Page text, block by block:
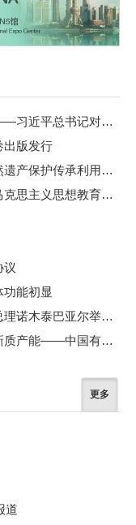
让中朝传统友谊之树更加根深叶茂——习近平总书记对朝鲜进行国事访问纪实
出版发行
在习近平文化思想引领下文化和自然遗产保护传承利用工作开创新局面
伟大征程丨延安整风：一次深刻的马克思主义思想教育运动
议
能初显
中铝集团董事长段向东与蒙古国副总理诺木泰巴亚尔举行会谈
锻造无愧时代无愧使命的世界一流新质产能——中国有色金属工业的战略应对与破局之道（二）
更多
道